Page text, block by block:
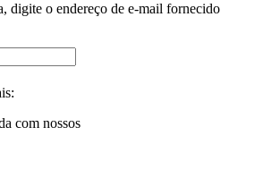
digite o endereço de e-mail fornecido
com nossos